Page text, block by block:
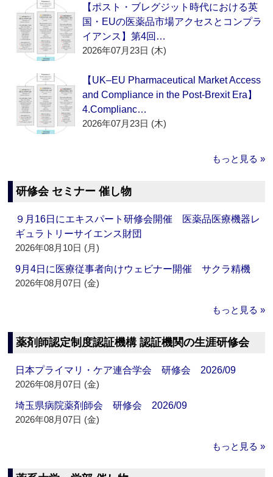
【ポスト・ブレグジット時代における英
国・EUの医薬品市場アクセスとコンプラ
イアンス】第4回…
2026年07月23日 (木)
【UK–EU Pharmaceutical Market Access
and Compliance in the Post-Brexit Era】
4.Complianc…
2026年07月23日 (木)
もっと見る »
研修会 セミナー 催し物
９月16日にエキスパート研修会開催 医薬品医療機器レ
ギュラトリーサイエンス財団
2026年08月10日 (月)
9月4日に医療従事者向けウェビナー開催 サクラ精機
2026年08月07日 (金)
もっと見る »
薬剤師認定制度認証機構 認証機関の生涯研修会
日本プライマリ・ケア連合学会 研修会 2026/09
2026年08月07日 (金)
埼玉県病院薬剤師会 研修会 2026/09
2026年08月07日 (金)
もっと見る »